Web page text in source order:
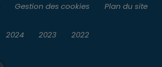
Gestion des cookies Plan du site
2024 2023 2022